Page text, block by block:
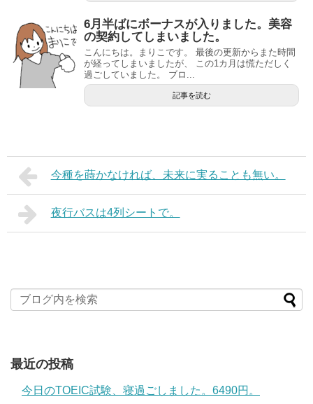
6月半ばにボーナスが入りました。美容
の契約してしまいました。
こんにちは。まりこです。 最後の更新からまた時間
が経ってしまいましたが、 この1カ月は慌ただしく
過ごしていました。 ブロ...
記事を読む
今種を蒔かなければ、未来に実ることも無い。
夜行バスは4列シートで。
最近の投稿
今日のTOEIC試験、寝過ごしました。6490円。